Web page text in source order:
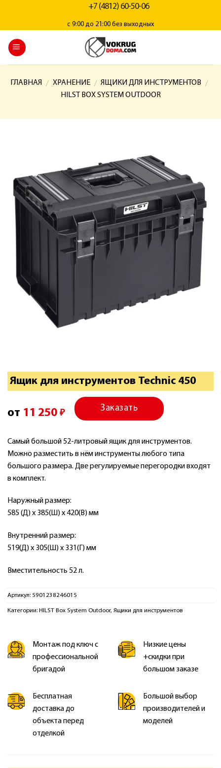
+7 (4812) 60-50-06
с 9:00 до 21:00 без выходных
ГЛАВНАЯ / ХРАНЕНИЕ / ЯЩИКИ ДЛЯ ИНСТРУМЕНТОВ /
HILST BOX SYSTEM OUTDOOR
Ящик для инструментов Technic 450
от 11 250 ₽
Заказать
Самый большой 52-литровый ящик для инструментов.
Можно разместить в нём инструменты любого типа
большого размера. Две регулируемые перегородки входят
в комплект.
Наружный размер:
585 (Д) x 385(Ш) x 420(В) мм
Внутренний размер:
519(Д) x 305(Ш) x 331(Г) мм
Вместительность 52 л.
Артикул: 5901238246015
Категории: HILST Box System Outdoor, Ящики для инструментов
Монтаж под ключ с
профессиональной
бригадой
Низкие цены
+скидки при
большом заказе
Бесплатная
доставка до
объекта перед
отделкой
Большой выбор
производителей и
моделей